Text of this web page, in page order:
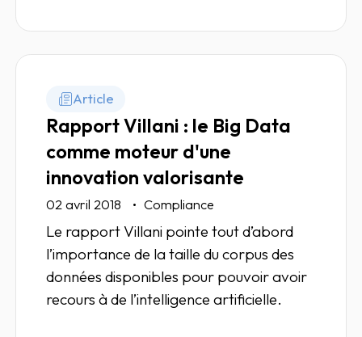
Article
Rapport Villani : le Big Data
comme moteur d'une
innovation valorisante
02 avril 2018 Compliance
Le rapport Villani pointe tout d’abord
l’importance de la taille du corpus des
données disponibles pour pouvoir avoir
recours à de l’intelligence artificielle.